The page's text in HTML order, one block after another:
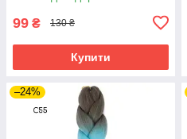
99 ₴ 130 ₴
Купити
–24%